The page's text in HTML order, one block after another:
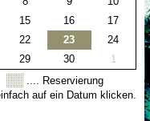
15
16
17
22
23
24
29
30
1
.... Reservierung
auf ein Datum klicken.